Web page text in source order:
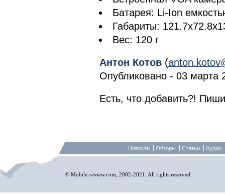
Батарея: Li-Ion
Габариты:
Вес: 120 г
Антон Котов (
Опубликовано - 03 марта
Есть, что добавить?!
Новости Обзоры Статьи Аудио
© Mobile-review.com, 2002-2021. All rights reserved.